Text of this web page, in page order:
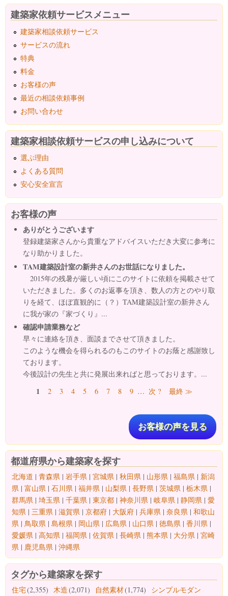
建築家依頼サービスメニュー
建築家相談依頼サービス
サービスの流れ
特典
料金
お客様の声
最近の相談依頼事例
お問い合わせ
建築家相談依頼サービスの申し込みについて
選ぶ理由
よくある質問
安心安全宣言
お客様の声
ありがとうございます
登録建築家さんから貴重なアドバイスいただき大変に参考に
なり助かりました。
TAM建築設計室の新井さんのお世話になりました。
2015年の残暑が厳しい頃にこのサイトに依頼を掲載させて
いただきました。多くのお返事を頂き、数人の方とのやり取
りを経て、ほぼ直観的に（？）TAM建築設計室の新井さん
に我が家の『家づくり』...
確認申請業務など
早々に連絡を頂き、面談までさせて頂きました。
このような機会を得られるのもこのサイトのお蔭と感謝致し
ております。
今後設計の先生と共に発展出来ればと思っております。...
ページ1 2 3 4 5 6 7 8 9 … 次 ? 最終 ≫
お客様の声を見る
都道府県から建築家を探す
北海道 | 青森県 | 岩手県 | 宮城県 | 秋田県 | 山形県 | 福島県 | 新潟
県 | 富山県 | 石川県 | 福井県 | 山梨県 | 長野県 | 茨城県 | 栃木県 |
群馬県 | 埼玉県 | 千葉県 | 東京都 | 神奈川県 | 岐阜県 | 静岡県 | 愛
知県 | 三重県 | 滋賀県 | 京都府 | 大阪府 | 兵庫県 | 奈良県 | 和歌山
県 | 鳥取県 | 島根県 | 岡山県 | 広島県 | 山口県 | 徳島県 | 香川県 |
愛媛県 | 高知県 | 福岡県 | 佐賀県 | 長崎県 | 熊本県 | 大分県 | 宮崎
県 | 鹿児島県 | 沖縄県
タグから建築家を探す
住宅(2,355) 木造(2,071) 自然素材(1,774)
シンプルモダン